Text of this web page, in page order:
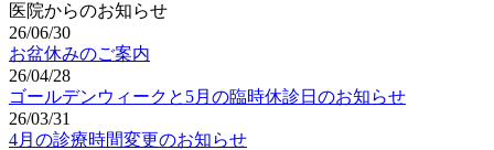
医院からのお知らせ
26/06/30
お盆休みのご案内
26/04/28
ゴールデンウィークと5月の臨時休診日のお知らせ
26/03/31
4月の診療時間変更のお知らせ